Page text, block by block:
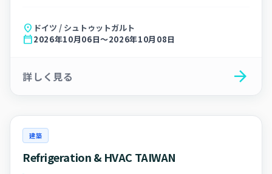
location_on ドイツ / シュトゥットガルト
calendar_today2026年10月06日～2026年10月08日
詳しく見る arrow_forward
建築
Refrigeration & HVAC TAIWAN